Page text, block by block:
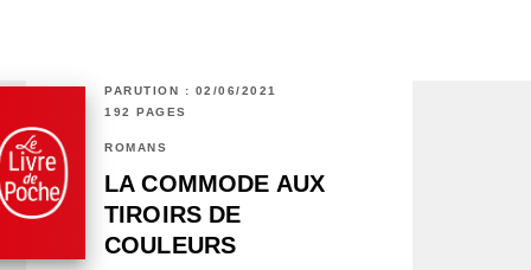
PARUTION : 02/06/2021
192 PAGES
ROMANS
LA COMMODE AUX
TIROIRS DE
COULEURS